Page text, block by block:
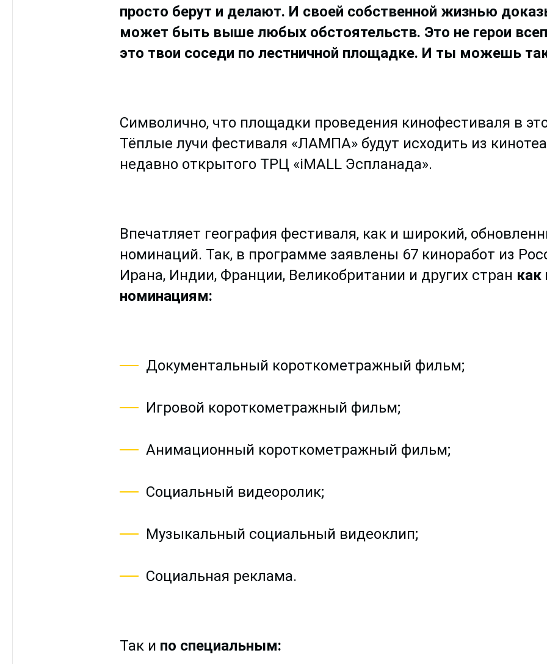
просто берут и делают. И своей собственной жизнью
может быть выше любых обстоятельств. Это не герои
это твои соседи по лестничной площадке. И ты можешь
Символично, что площадки проведения кинофестиваля в
Тёплые лучи фестиваля «ЛАМПА» будут исходить из
недавно открытого ТРЦ «iMALL Эспланада».
Впечатляет география фестиваля, как и широкий,
номинаций. Так, в программе заявлены 67 киноработ из
Ирана, Индии, Франции, Великобритании и других стран как
номинациям:
Документальный короткометражный фильм;
Игровой короткометражный фильм;
Анимационный короткометражный фильм;
Социальный видеоролик;
Музыкальный социальный видеоклип;
Социальная реклама.
Так и по специальным: